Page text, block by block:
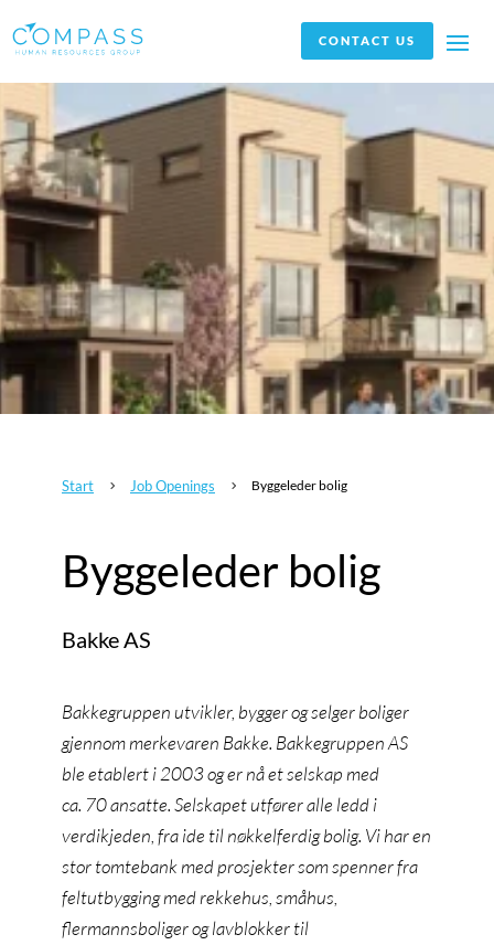
CONTACT US
Start 5 Job Openings 5 Byggeleder bolig
Byggeleder bolig
Bakke AS
Bakkegruppen utvikler, bygger og selger boliger
gjennom merkevaren Bakke. Bakkegruppen AS
ble etablert i 2003 og er nå et selskap med
ca. 70 ansatte. Selskapet utfører alle ledd i
verdikjeden, fra ide til nøkkelferdig bolig. Vi har en
stor tomtebank med prosjekter som spenner fra
feltutbygging med rekkehus, småhus,
flermannsboliger og lavblokker til